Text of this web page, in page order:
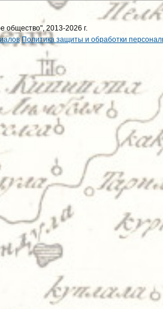
общество", 2013-2026 г.
Политика защиты и обработки